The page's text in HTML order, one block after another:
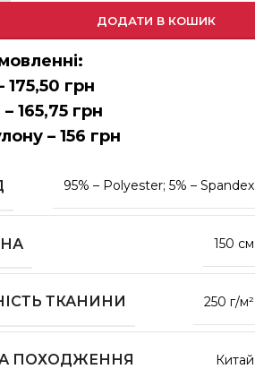
ДОДАТИ В КОШИК
175,50 грн
165,75 грн
– 156 грн
95% – Polyester; 5% – Spandex
150 см
ТКАНИНИ 250 г/м²
ПОХОДЖЕННЯ Китай